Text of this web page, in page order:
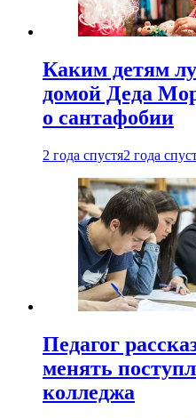
Каким детям
домой Деда
о сантафобии
2 года спустя2 года
Педагог
менять
колледжа